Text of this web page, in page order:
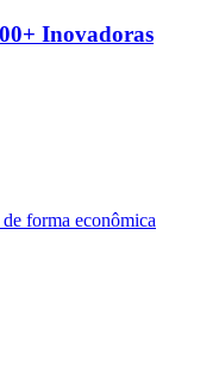
Inovadoras
forma econômica